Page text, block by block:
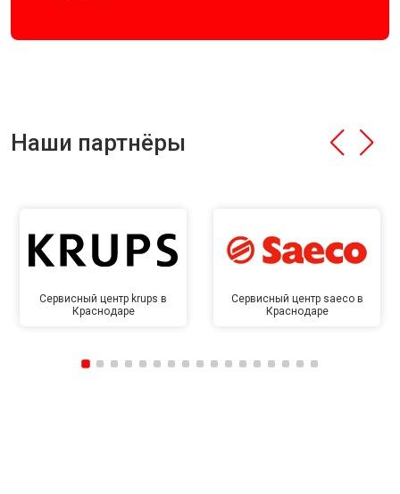
Наши партнёры
Сервисный центр krups в
Краснодаре
Сервисный центр saeco в
Краснодаре